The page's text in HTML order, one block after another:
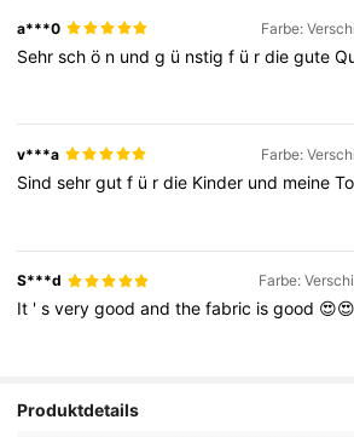
a***0 Farbe:
Sehrschö n undg ü nstigf ü rdiegute
v***a Farbe:
Sindsehrgutf ü rdie Kinder und meine
S***d Farbe:
It 'sverygoodandthefabric isgood 😍😍
Produktdetails